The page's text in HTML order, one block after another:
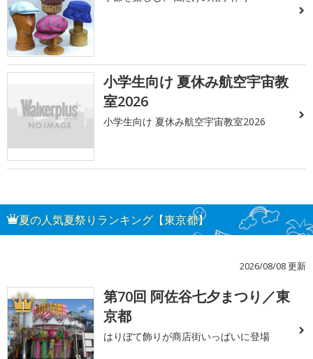
小学生向け 夏休み航空宇宙教
室2026
小学生向け 夏休み航空宇宙教室2026
夏の人気夏祭りランキング【東京都】
2026/08/08 更新
1
第70回 阿佐谷七夕まつり／東
京都
はりぼて飾りが商店街いっぱいに登場